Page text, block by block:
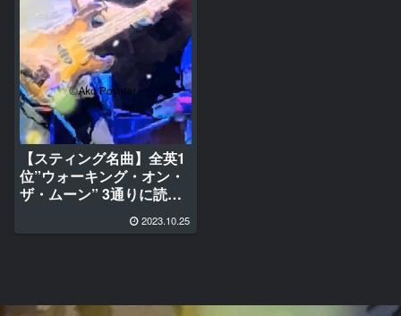
【スティング名曲】全英1
位”ウォーキング・オン・
ザ・ムーン” 3通りに読め
る曲月面歩行？全公開
『一般編』『片思い編』
2023.10.25